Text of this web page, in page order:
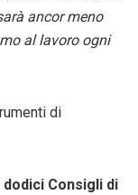
ancor meno
al lavoro ogni
di
dodici Consigli di